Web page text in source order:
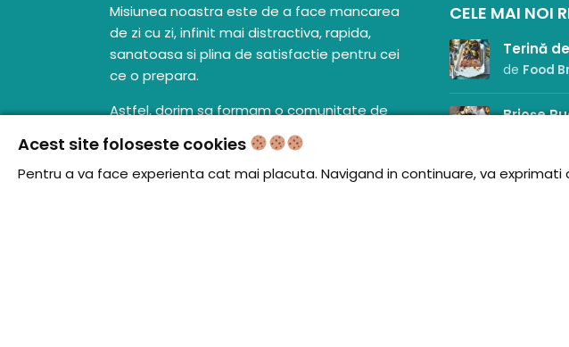
Misiunea noastra este de a face mancarea
de zi cu zi, infinit mai distractiva, rapida,
sanatoasa si plina de satisfactie pentru cei
ce o prepara.
Astfel, dorim sa formam o comunitate de
oameni talentati, pasionati si creativi,
oferindu-le un loc, in care, sa destainuie si sa
descopere totodata, cele mai bune idei cu
CELE MAI NOI
Terină
de Food
Brioșe
Acest site foloseste cookies
Pentru a va face experienta cat mai placuta. Navigand in continuare, va exprimati